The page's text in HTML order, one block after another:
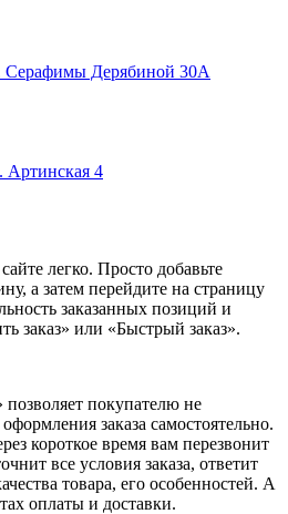
Серафимы Дерябиной 30А
Артинская 4
легко. Просто добавьте
а затем перейдите на страницу
заказанных позиций и
заказ» или «Быстрый заказ».
покупателю не
заказа самостоятельно.
короткое время вам перезвонит
все условия заказа, ответит
товара, его особенностей. А
оплаты и доставки.